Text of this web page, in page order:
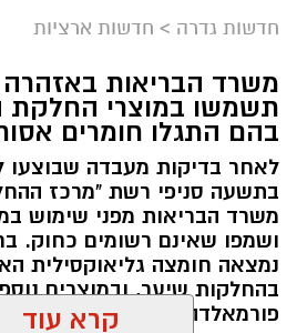
במסגרת התפקיד יידרש המועמד
מקצועי, לפתח תוכניות חינוכיות,
ופרויקטים ייחודיים ולעבוד מול
חיבור בין עולם התרבות, החינוך
בין דרישות התפקיד:
תואר אקדמי המוכר על ידי
גבוהה.
ניסיון בפיתוח הדרכה
חדשות גדרה > חדשות ארציות
משרד הבריאות
תשמשו במוצרי החלקת
בהם התגלו חומרים
לאחר בדיקות מעבדה שבוצעו
בתשעה סניפי רשת "מרכז
משרד הבריאות מפני שימוש
ושמפו שאינם רשומים כחוק.
נמצאה חומצה גליאוקסילית
בהחלקות שיער, ובמוצרים
פורמאלדהיד - חומר המוגדר
קרא עוד